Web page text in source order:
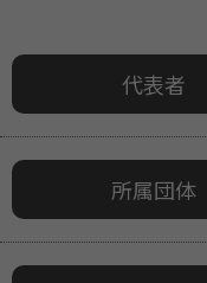
代表者
所属団体